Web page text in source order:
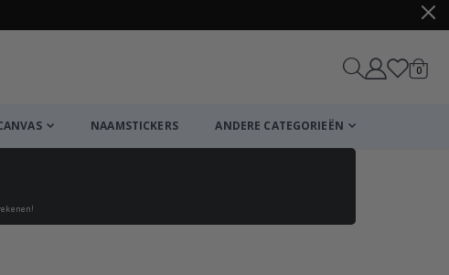
0
NAAMSTICKERS ANDERE CATEGORIEËN